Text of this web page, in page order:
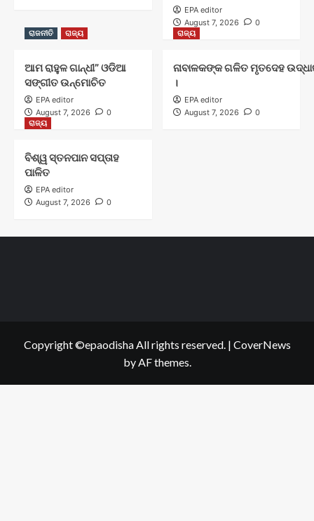
EPA editor
August 7, 2026
0
ରାଜନୀତି
ରାଜ୍ୟ
ଆମ ରାହୁଳ ଗାନ୍ଧୀ” ଓଡିଆ
ସଙ୍ଗୀତ ଉନ୍ମୋଚିତ
EPA editor
August 7, 2026
0
ରାଜ୍ୟ
ନାବାଳକଙ୍କ ଗଳିତ ମୃତଦେହ
।
EPA editor
August 7, 2026
0
ରାଜ୍ୟ
ବିଶ୍ୱ ସ୍ତନପାନ ସପ୍ତାହ
ପାଳିତ
EPA editor
August 7, 2026
0
Copyright ©epaodisha All rights reserved. | CoverNews
by AF themes.